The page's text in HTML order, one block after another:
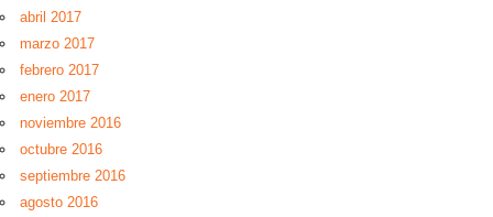
abril 2017
marzo 2017
febrero 2017
enero 2017
noviembre 2016
octubre 2016
septiembre 2016
agosto 2016